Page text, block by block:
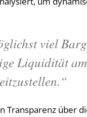
viel
Liquidität
Transparenz über